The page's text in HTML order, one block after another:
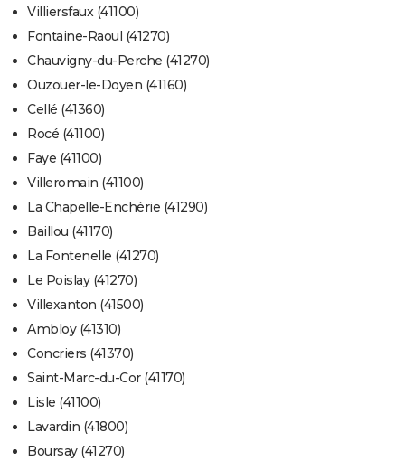
Villiersfaux (41100)
Fontaine-Raoul (41270)
Chauvigny-du-Perche (41270)
Ouzouer-le-Doyen (41160)
Cellé (41360)
Rocé (41100)
Faye (41100)
Villeromain (41100)
La Chapelle-Enchérie (41290)
Baillou (41170)
La Fontenelle (41270)
Le Poislay (41270)
Villexanton (41500)
Ambloy (41310)
Concriers (41370)
Saint-Marc-du-Cor (41170)
Lisle (41100)
Lavardin (41800)
Boursay (41270)